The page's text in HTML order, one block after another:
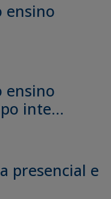
ensino
ensino
inte...
presencial e